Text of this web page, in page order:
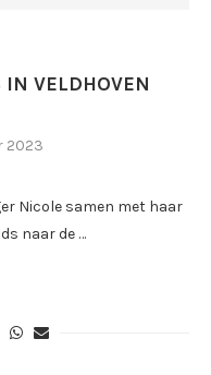
VELDHOVEN
2023
Nicole samen met haar
naar de …